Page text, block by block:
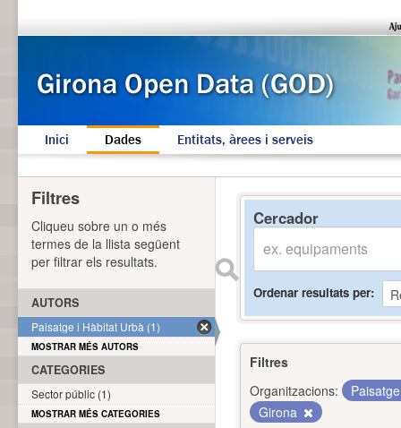
Inici Dades Entitats, àrees i serveis
Cercador
Ordenar resultats per
Filtres
Organitzacions:
Girona
Filtres
Cliqueu sobre un o més
termes de la llista següent
per filtrar els resultats.
AUTORS
Paisatge i Hàbitat Urbà (1)
MOSTRAR MÉS AUTORS
CATEGORIES
Sector públic (1)
MOSTRAR MÉS CATEGORIES